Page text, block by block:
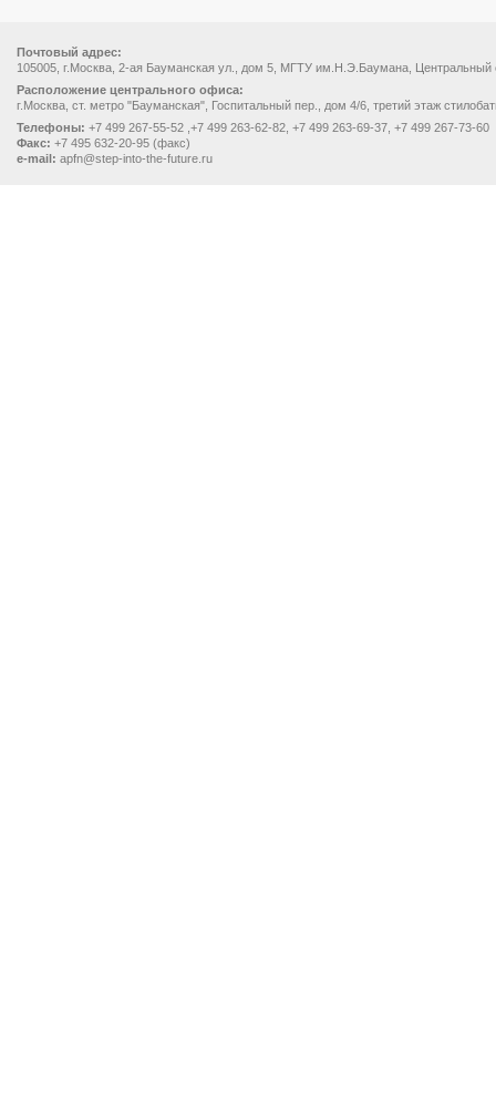
Почтовый адрес:
105005, г.Москва, 2-ая Бауманская ул., дом 5, МГТУ им.Н.Э.Баумана, Центральный
Расположение центрального офиса:
г.Москва, ст. метро "Бауманская", Госпитальный пер., дом 4/6, третий этаж
Телефоны: +7 499 267-55-52 ,+7 499 263-62-82, +7 499 263-69-37, +7 499 267-73-60
Факс: +7 495 632-20-95 (факс)
e-mail: apfn@step-into-the-future.ru